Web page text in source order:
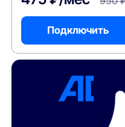
Подключить